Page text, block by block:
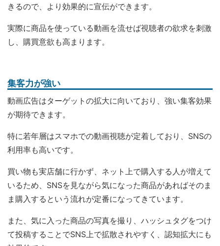
きるので、より効果的に宣伝ができます。
実際に商品を使っている動画を流せば視聴者の欲求を刺激
し、購買意欲も高まります。
集客力が強い
動画広告はターゲットの拡大に向いており、強い集客効果
が期待できます。
特に若年層はスマホでの動画視聴が定着しており、SNSの
利用率も高いです。
買い物も実店舗に行かず、ネット上で購入する人が増えて
いるため、SNSを見ながら気になった商品があればそのま
ま購入するという流れが定番になってきています。
また、気に入った商品の写真を撮り、ハッシュタグをつけ
て投稿することでSNS上で拡散されやすく、認知拡大にも